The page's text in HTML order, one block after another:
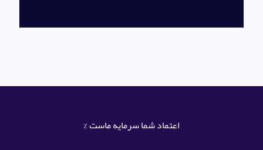
اعتماد شما سرمایه ماست %